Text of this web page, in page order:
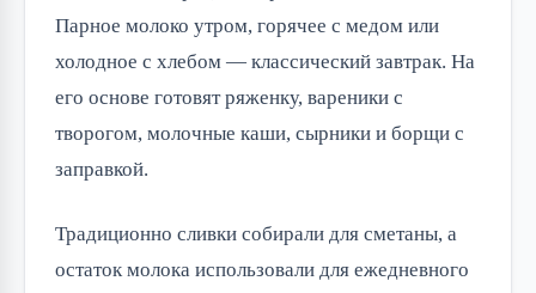
Парное молоко утром, горячее с медом или
холодное с хлебом — классический завтрак. На
его основе готовят ряженку, вареники с
творогом, молочные каши, сырники и борщи с
заправкой.
Традиционно сливки собирали для сметаны, а
остаток молока использовали для ежедневного